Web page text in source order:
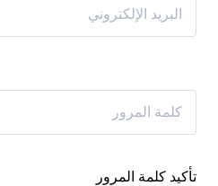
تأكيد كلمة المرور